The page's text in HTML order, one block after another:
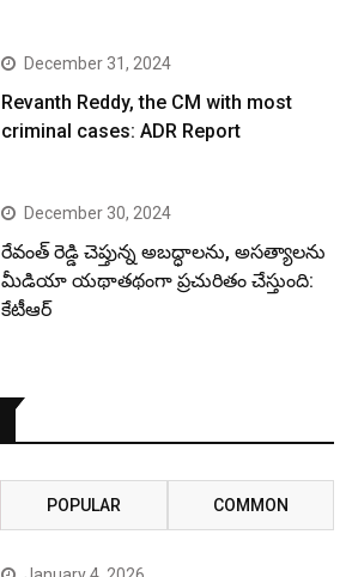
December 31, 2024
Revanth Reddy, the CM with most
criminal cases: ADR Report
December 30, 2024
రేవంత్ రెడ్డి చెప్తున్న అబద్ధాలను, అసత్యాలను
మీడియా యథాతథంగా ప్రచురితం చేస్తుంది:
కేటీఆర్
POPULAR COMMON